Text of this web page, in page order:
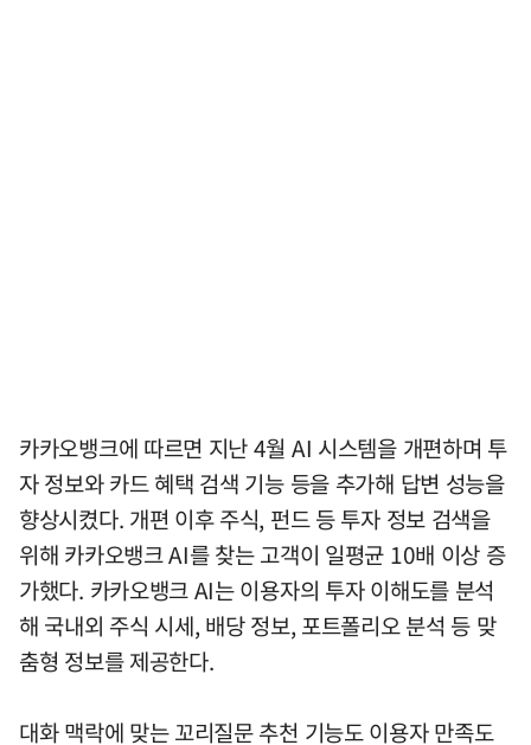
카카오뱅크에 따르면 지난 4월 AI 시스템을 개편하며 투
자 정보와 카드 혜택 검색 기능 등을 추가해 답변 성능을
향상시켰다. 개편 이후 주식, 펀드 등 투자 정보 검색을
위해 카카오뱅크 AI를 찾는 고객이 일평균 10배 이상 증
가했다. 카카오뱅크 AI는 이용자의 투자 이해도를 분석
해 국내외 주식 시세, 배당 정보, 포트폴리오 분석 등 맞
춤형 정보를 제공한다.
대화 맥락에 맞는 꼬리질문 추천 기능도 이용자 만족도